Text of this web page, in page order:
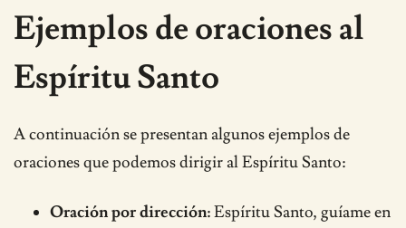
Ejemplos de oraciones al
Espíritu Santo
A continuación se presentan algunos ejemplos de
oraciones que podemos dirigir al Espíritu Santo:
Oración por dirección:Espíritu Santo, guíame en